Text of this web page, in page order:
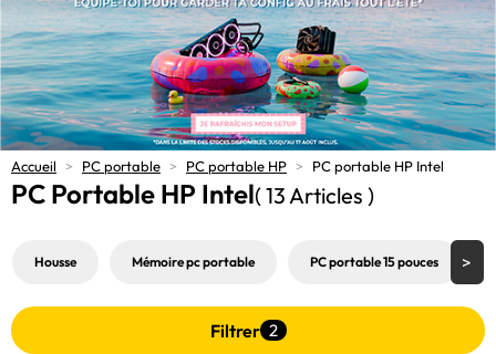
Accueil > PC portable > PC portable HP > PC portable HP Intel
PC Portable HP Intel( 13 Articles )
Housse Mémoire pc portable PC portable 15 pouces
Filtrer 2